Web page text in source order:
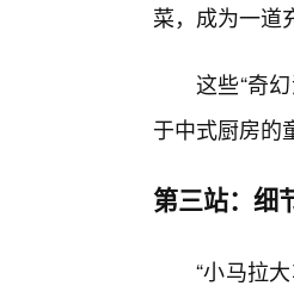
菜，成为一道
这些“奇
于中式厨房的
第三站：细
“小马拉